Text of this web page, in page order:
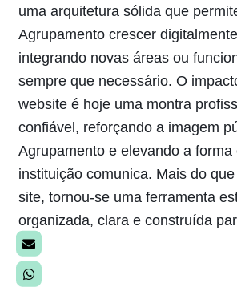
uma arquitetura sólida que
Agrupamento crescer
integrando novas áreas ou
sempre que necessário. O
website é hoje uma montra
confiável, reforçando a imagem
Agrupamento e elevando a forma
instituição comunica. Mais do
site, tornou-se uma ferramenta
organizada, clara e construída